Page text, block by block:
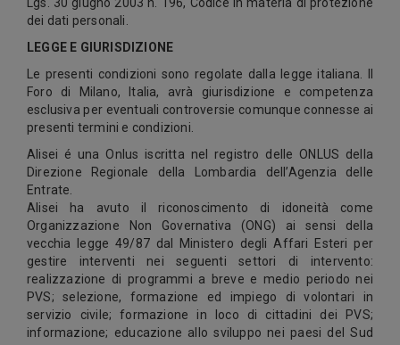
dei dati personali.
LEGGE E GIURISDIZIONE
Le presenti condizioni sono regolate dalla legge italiana. Il
Foro di Milano, Italia, avrà giurisdizione e competenza
esclusiva per eventuali controversie comunque connesse ai
presenti termini e condizioni.
Alisei é una Onlus iscritta nel registro delle ONLUS della
Direzione Regionale della Lombardia dell’Agenzia delle
Entrate.
Alisei ha avuto il riconoscimento di idoneità come
Organizzazione Non Governativa (ONG) ai sensi della
vecchia legge 49/87 dal Ministero degli Affari Esteri per
gestire interventi nei seguenti settori di intervento:
realizzazione di programmi a breve e medio periodo nei
PVS; selezione, formazione ed impiego di volontari in
servizio civile; formazione in loco di cittadini dei PVS;
informazione; educazione allo sviluppo nei paesi del Sud